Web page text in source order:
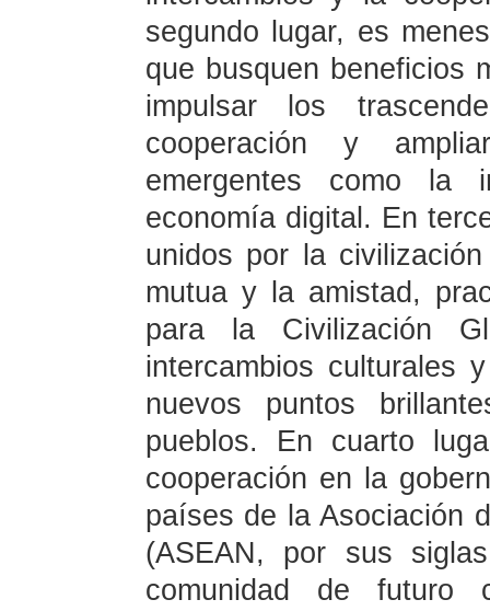
segundo lugar, es
que busquen beneficios
impulsar los
cooperación y
emergentes como la
economía digital. En
unidos por la
mutua y la amistad,
para la Civilización
intercambios culturales
nuevos puntos
pueblos. En cuarto
cooperación en la
países de la Asociación
(ASEAN, por sus
comunidad de futuro